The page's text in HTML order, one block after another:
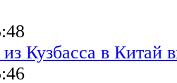
Кузбасса в Китай